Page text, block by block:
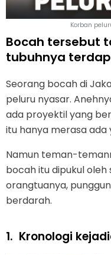
Korban
Bocah tersebut
tubuhnya
Seorang bocah di
peluru nyasar.
ada proyektil yang
itu hanya merasa ada
Namun teman-
bocah itu dipukul
orangtuanya,
berdarah.
1. Kronologi